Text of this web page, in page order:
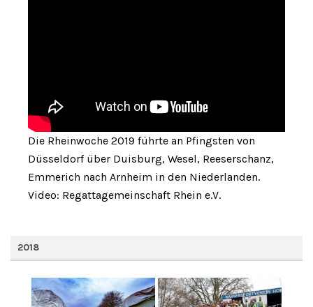
Die Rheinwoche 2019 führte an Pfingsten von
Düsseldorf über Duisburg, Wesel, Reeserschanz,
Emmerich nach Arnheim in den Niederlanden.
Video: Regattagemeinschaft Rhein e.V.
2018